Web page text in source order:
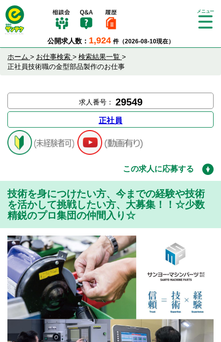
公開求人数： 1,924 件（2026-08-10現在）
Tog
ホーム > お仕事検索 > 検索結果一覧 >
正社員技術職の金型部品製作のお仕事
求人番号： 29549
正社員
この求人に応募する
技術を身につけたい方、今までの経験や技術
を活かして挑戦したい方、大募集！！☆少数
精鋭のプロ集団の仲間入り☆